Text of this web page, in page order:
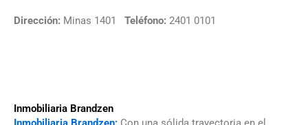
Dirección: Minas 1401 Teléfono: 2401 0101
Inmobiliaria Brandzen